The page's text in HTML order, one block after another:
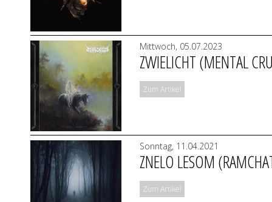
Mittwoch, 05.07.2023
ZWIELICHT (MENTAL
Zum Artikel
Sonntag, 11.04.2021
ZNELO LESOM
Zum Artikel